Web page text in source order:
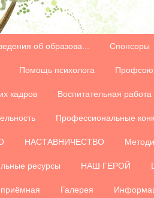
об образова... Спонсоры
Помощь психолога
кадров Воспитательная работа
Профессиональные
НАСТАВНИЧЕСТВО
ресурсы НАШ ГЕРОЙ
Галерея